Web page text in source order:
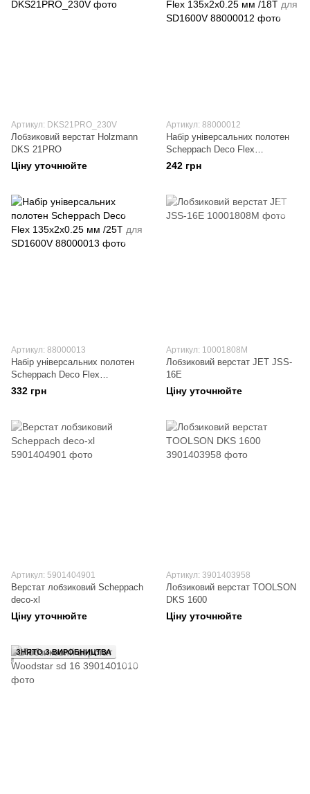
Артикул: DKS21PRO_230V
Лобзиковий верстат Holzmann
DKS 21PRO
Ціну уточнюйте
Артикул: 88000012
Набір універсальних полотен
Scheppach Deco Flex
135х2х0.25 мм /18Т для
SD1600V
242 грн
Артикул: 88000013
Набір універсальних полотен
Scheppach Deco Flex
135х2х0.25 мм /25Т для
SD1600V
332 грн
Артикул: 10001808M
Лобзиковий верстат JET JSS-
16E
Ціну уточнюйте
Артикул: 5901404901
Верстат лобзиковий Scheppach
deco-xl
Ціну уточнюйте
Артикул: 3901403958
Лобзиковий верстат TOOLSON
DKS 1600
Ціну уточнюйте
ЗНЯТО З ВИРОБНИЦТВА